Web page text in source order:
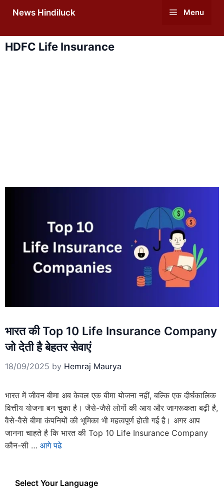
News Hindiluck Menu
HDFC Life Insurance
भारत की Top 10 Life Insurance Company
जो देती है बेहतर सेवाएं
18/09/2025 by Hemraj Maurya
भारत में जीवन बीमा अब केवल एक बीमा योजना नहीं, बल्कि एक दीर्घकालिक
वित्तीय योजना बन चुका है। जैसे-जैसे लोगों की आय और जागरूकता बढ़ी है,
वैसे-वैसे बीमा कंपनियों की भूमिका भी महत्वपूर्ण होती गई है। अगर आप
जानना चाहते है कि भारत की Top 10 Life Insurance Company
कौन-सी … आगे पढे
Select Your Language